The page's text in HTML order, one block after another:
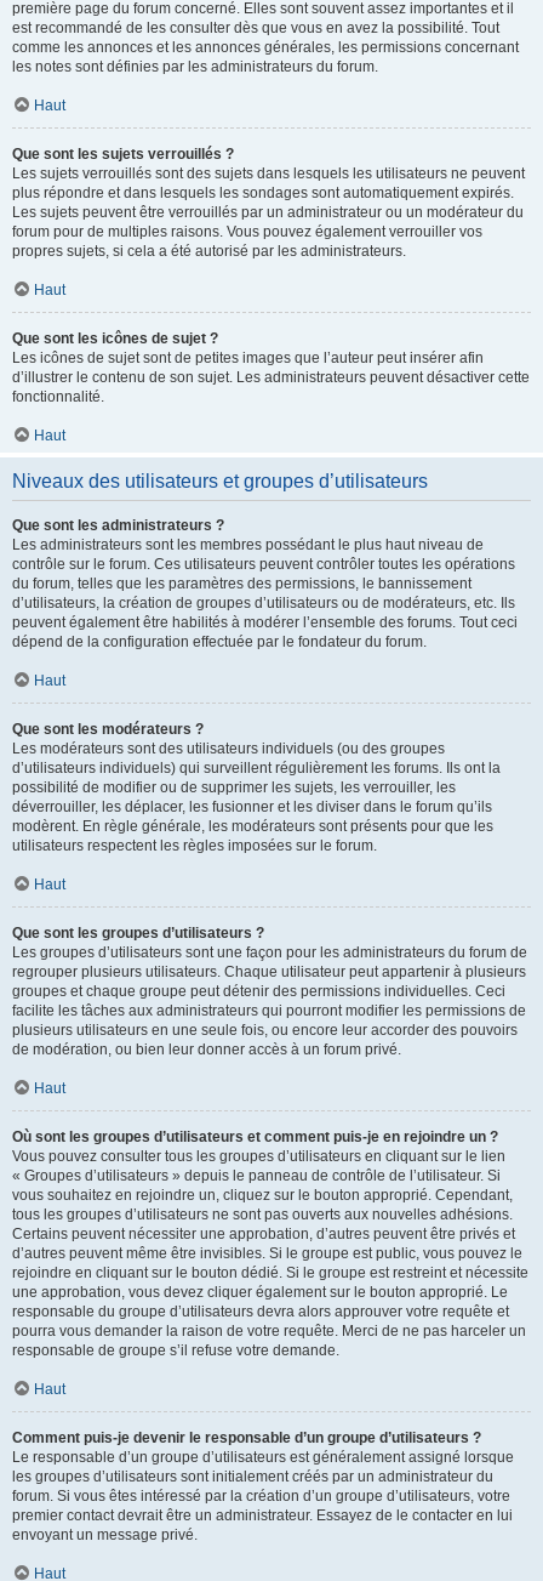
première page du forum concerné. Elles sont souvent assez importantes et il
est recommandé de les consulter dès que vous en avez la possibilité. Tout
comme les annonces et les annonces générales, les permissions concernant
les notes sont définies par les administrateurs du forum.
Haut
Que sont les sujets verrouillés ?
Les sujets verrouillés sont des sujets dans lesquels les utilisateurs ne peuvent
plus répondre et dans lesquels les sondages sont automatiquement expirés.
Les sujets peuvent être verrouillés par un administrateur ou un modérateur du
forum pour de multiples raisons. Vous pouvez également verrouiller vos
propres sujets, si cela a été autorisé par les administrateurs.
Haut
Que sont les icônes de sujet ?
Les icônes de sujet sont de petites images que l’auteur peut insérer afin
d’illustrer le contenu de son sujet. Les administrateurs peuvent désactiver cette
fonctionnalité.
Haut
Niveaux des utilisateurs et groupes d’utilisateurs
Que sont les administrateurs ?
Les administrateurs sont les membres possédant le plus haut niveau de
contrôle sur le forum. Ces utilisateurs peuvent contrôler toutes les opérations
du forum, telles que les paramètres des permissions, le bannissement
d’utilisateurs, la création de groupes d’utilisateurs ou de modérateurs, etc. Ils
peuvent également être habilités à modérer l’ensemble des forums. Tout ceci
dépend de la configuration effectuée par le fondateur du forum.
Haut
Que sont les modérateurs ?
Les modérateurs sont des utilisateurs individuels (ou des groupes
d’utilisateurs individuels) qui surveillent régulièrement les forums. Ils ont la
possibilité de modifier ou de supprimer les sujets, les verrouiller, les
déverrouiller, les déplacer, les fusionner et les diviser dans le forum qu’ils
modèrent. En règle générale, les modérateurs sont présents pour que les
utilisateurs respectent les règles imposées sur le forum.
Haut
Que sont les groupes d’utilisateurs ?
Les groupes d’utilisateurs sont une façon pour les administrateurs du forum de
regrouper plusieurs utilisateurs. Chaque utilisateur peut appartenir à plusieurs
groupes et chaque groupe peut détenir des permissions individuelles. Ceci
facilite les tâches aux administrateurs qui pourront modifier les permissions de
plusieurs utilisateurs en une seule fois, ou encore leur accorder des pouvoirs
de modération, ou bien leur donner accès à un forum privé.
Haut
Où sont les groupes d’utilisateurs et comment puis-je en rejoindre un ?
Vous pouvez consulter tous les groupes d’utilisateurs en cliquant sur le lien
« Groupes d’utilisateurs » depuis le panneau de contrôle de l’utilisateur. Si
vous souhaitez en rejoindre un, cliquez sur le bouton approprié. Cependant,
tous les groupes d’utilisateurs ne sont pas ouverts aux nouvelles adhésions.
Certains peuvent nécessiter une approbation, d’autres peuvent être privés et
d’autres peuvent même être invisibles. Si le groupe est public, vous pouvez le
rejoindre en cliquant sur le bouton dédié. Si le groupe est restreint et nécessite
une approbation, vous devez cliquer également sur le bouton approprié. Le
responsable du groupe d’utilisateurs devra alors approuver votre requête et
pourra vous demander la raison de votre requête. Merci de ne pas harceler un
responsable de groupe s’il refuse votre demande.
Haut
Comment puis-je devenir le responsable d’un groupe d’utilisateurs ?
Le responsable d’un groupe d’utilisateurs est généralement assigné lorsque
les groupes d’utilisateurs sont initialement créés par un administrateur du
forum. Si vous êtes intéressé par la création d’un groupe d’utilisateurs, votre
premier contact devrait être un administrateur. Essayez de le contacter en lui
envoyant un message privé.
Haut